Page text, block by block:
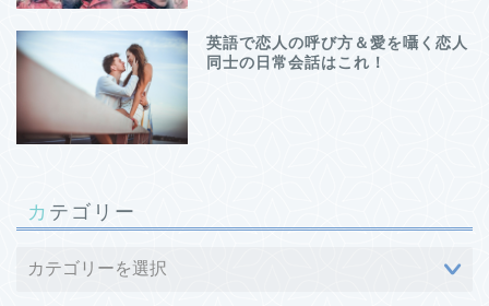
英語で恋人の呼び方＆愛を囁く恋人
同士の日常会話はこれ！
カテゴリー